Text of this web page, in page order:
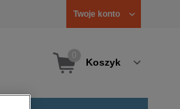
Twoje konto
Koszyk